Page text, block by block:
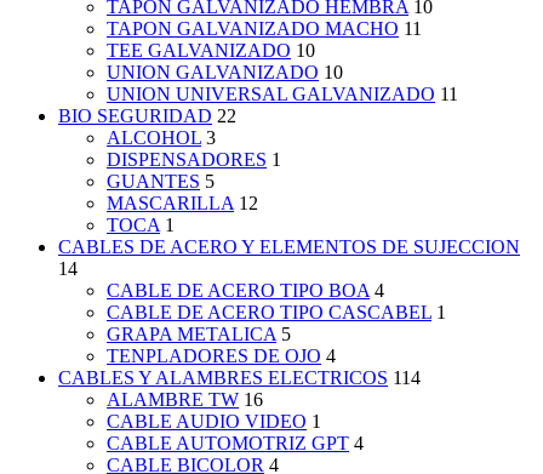
TAPON GALVANIZADO HEMBRA 10
TAPON GALVANIZADO MACHO 11
TEE GALVANIZADO 10
UNION GALVANIZADO 10
UNION UNIVERSAL GALVANIZADO 11
BIO SEGURIDAD 22
ALCOHOL 3
DISPENSADORES 1
GUANTES 5
MASCARILLA 12
TOCA 1
CABLES DE ACERO Y ELEMENTOS DE SUJECCION
14
CABLE DE ACERO TIPO BOA 4
CABLE DE ACERO TIPO CASCABEL 1
GRAPA METALICA 5
TENPLADORES DE OJO 4
CABLES Y ALAMBRES ELECTRICOS 114
ALAMBRE TW 16
CABLE AUDIO VIDEO 1
CABLE AUTOMOTRIZ GPT 4
CABLE BICOLOR 4